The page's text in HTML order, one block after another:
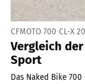
CFMOTO 700 CL-X
Vergleich
Sport
Das Naked Bike